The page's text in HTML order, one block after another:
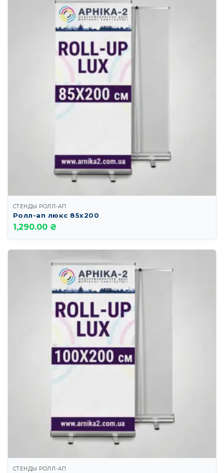
СТЕНДЫ РОЛЛ-АП
Ролл-ап люкс 85х200
1,290.00 ₴
СТЕНДЫ РОЛЛ-АП